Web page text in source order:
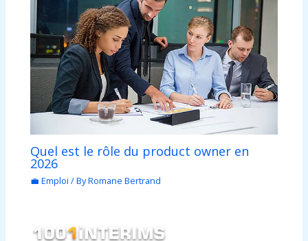
Quel est le rôle du product owner en
2026
💼 Emploi / ByRomane Bertrand